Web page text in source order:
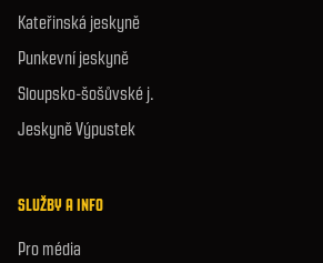
Kateřinská jeskyně
Punkevní jeskyně
Sloupsko-šošůvské j.
Jeskyně Výpustek
SLUŽBY A INFO
Pro média